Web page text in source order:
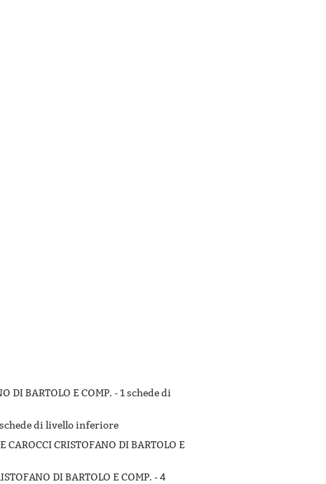
DI BARTOLO E COMP. -1 schede di
di livello inferiore
CAROCCI CRISTOFANO DI BARTOLO E
DI BARTOLO E COMP. -4